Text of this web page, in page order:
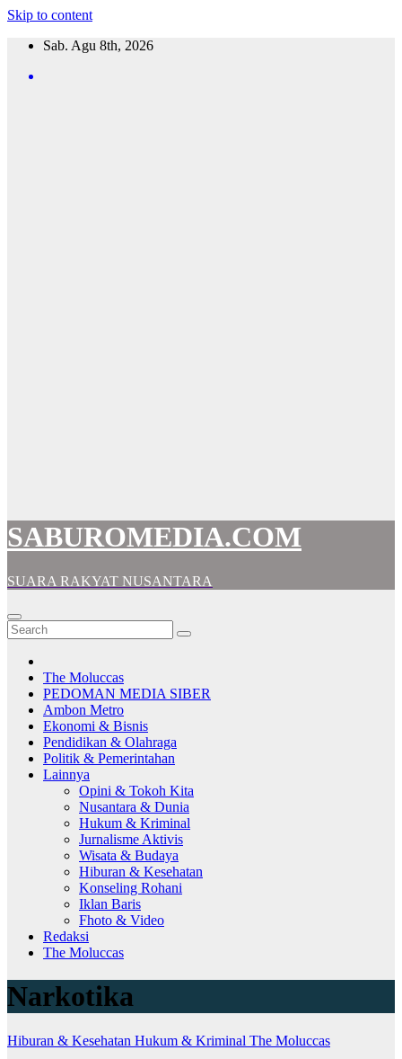
Skip to content
Sab. Agu 8th, 2026
SABUROMEDIA.COM
SUARA RAKYAT NUSANTARA
The Moluccas
PEDOMAN MEDIA SIBER
Ambon Metro
Ekonomi & Bisnis
Pendidikan & Olahraga
Politik & Pemerintahan
Lainnya
Opini & Tokoh Kita
Nusantara & Dunia
Hukum & Kriminal
Jurnalisme Aktivis
Wisata & Budaya
Hiburan & Kesehatan
Konseling Rohani
Iklan Baris
Fhoto & Video
Redaksi
The Moluccas
Narkotika
Hiburan & Kesehatan Hukum & Kriminal The Moluccas